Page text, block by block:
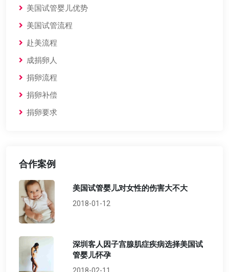
美国试管婴儿优势
美国试管流程
赴美流程
成捐卵人
捐卵流程
捐卵补偿
捐卵要求
合作案例
美国试管婴儿对女性的伤害大不大
2018-01-12
深圳客人因子宫腺肌症疾病选择美国试
管婴儿怀孕